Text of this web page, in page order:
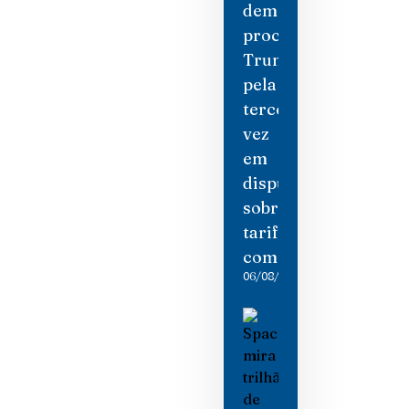
democratas
processam
Trump
pela
terceira
vez
em
disputa
sobre
tarifas
comerciais
06/08/2026